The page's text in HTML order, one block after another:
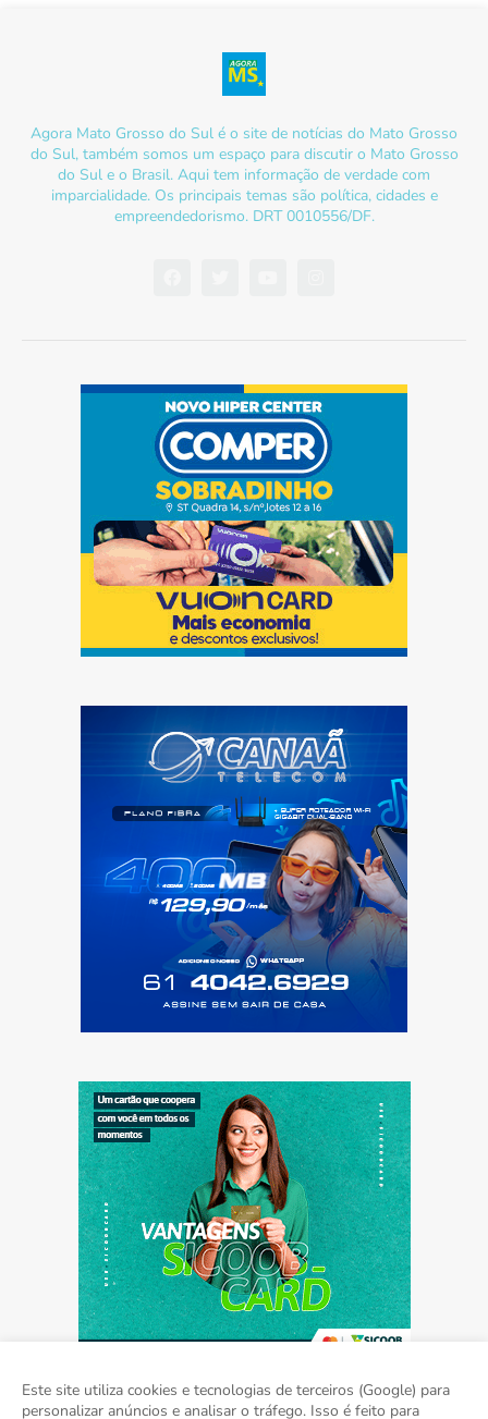
Agora Mato Grosso do Sul é o site de notícias do Mato Grosso
do Sul, também somos um espaço para discutir o Mato Grosso
do Sul e o Brasil. Aqui tem informação de verdade com
imparcialidade. Os principais temas são política, cidades e
empreendedorismo. DRT 0010556/DF.
Este site utiliza cookies e tecnologias de terceiros (Google) para
personalizar anúncios e analisar o tráfego. Isso é feito para